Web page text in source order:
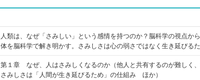
人類は、なぜ「さみしい」という感情を持つのか？脳科学の視点か
体を脳科学で解き明かす。さみしさは心の弱さではなく生き延びるた
第１章 なぜ、人はさみしくなるのか（他人と共有するのが難しく
さみしさは「人間が生き延びるため」の仕組み ほか）